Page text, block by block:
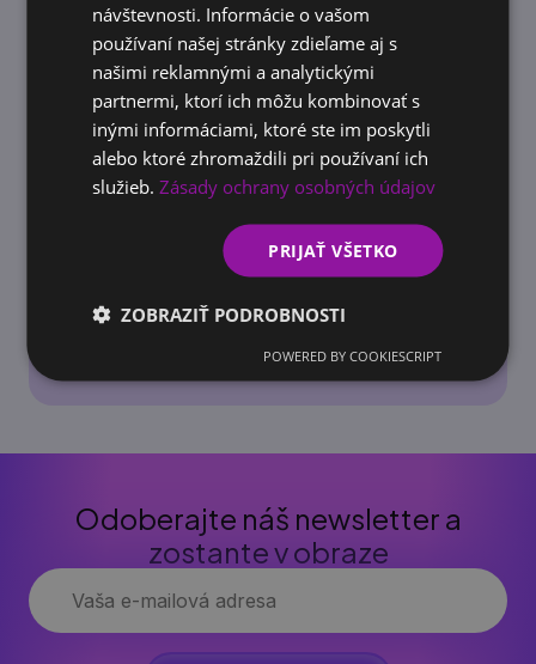
Príspevok na vzdelávanie a rekvalifikáciu
cez úrad práce 2026: kompletný návod, pre
Odoberajte náš newsletter a
zostante v obraze
návštevnosti. Informácie o vašom
používaní našej stránky zdieľame aj s
našimi reklamnými a analytickými
partnermi, ktorí ich môžu kombinovať s
inými informáciami, ktoré ste im poskytli
alebo ktoré zhromaždili pri používaní ich
služieb.Zásady ochrany osobných údajov
PRIJAŤ VŠETKO
ZOBRAZIŤ PODROBNOSTI
POWERED BY COOKIESCRIPT